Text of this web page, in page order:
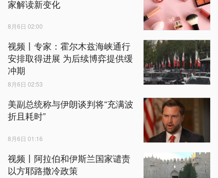
家解读新变化
8月6日 02:00
视频丨专家：霍尔木兹海峡通行
安排取得进展 为后续博弈提供缓
冲期
8月6日 02:53
美副总统称与伊朗谈判将“充满波
折且耗时”
8月6日 01:16
视频丨阿拉伯和伊斯兰国家谴责
以方耶路撒冷政策